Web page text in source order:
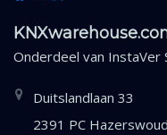
Onderdeel van InstaVer
Duitslandlaan 33
2391 PC